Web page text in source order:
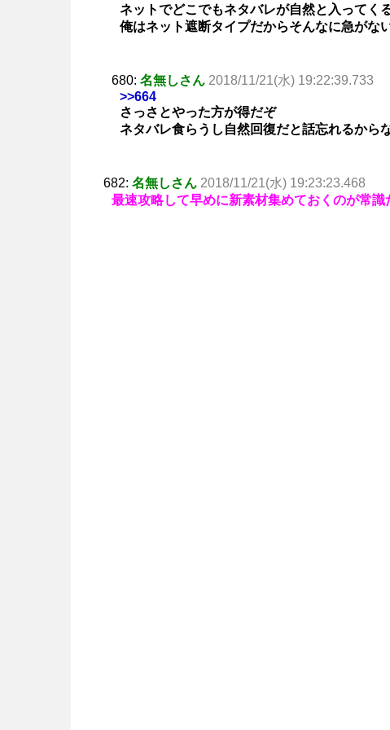
ネットでどこでもネタバレが自然と入ってく
俺はネット遮断タイプだからそんなに急がな
680: 名無しさん 2018/11/21(水) 19:22:39.733
>>664
さっさとやった方が得だぞ
ネタバレ食らうし自然回復だと話忘れるから
682: 名無しさん 2018/11/21(水) 19:23:23.468
最速攻略して早めに新素材集めておくのが常識